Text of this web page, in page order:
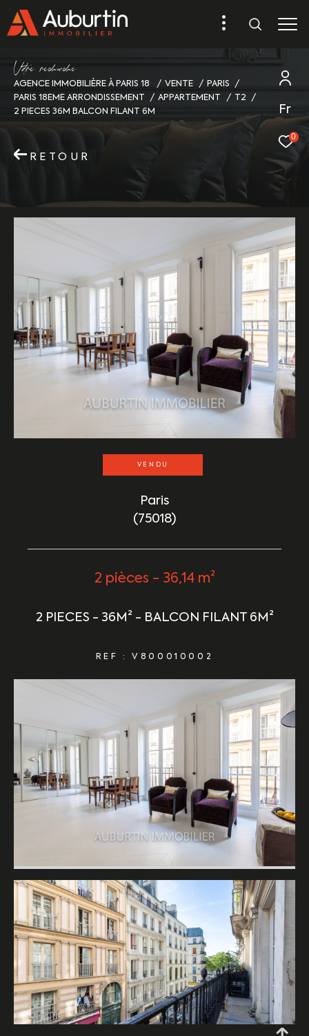
Fr
0
Vore recece
AGENCE IMMOBILIÈRE À PARIS 18 VENTE
PARIS
PARIS 18EME ARRONDISSEMENT
APPARTEMENT
T2
2 PIECES 36M BALCON FILANT 6M
RETOUR
VENDU
Paris
(75018)
2 pièces - 36,14 m²
2 PIECES - 36M² - BALCON FILANT 6M²
REF : V800010002